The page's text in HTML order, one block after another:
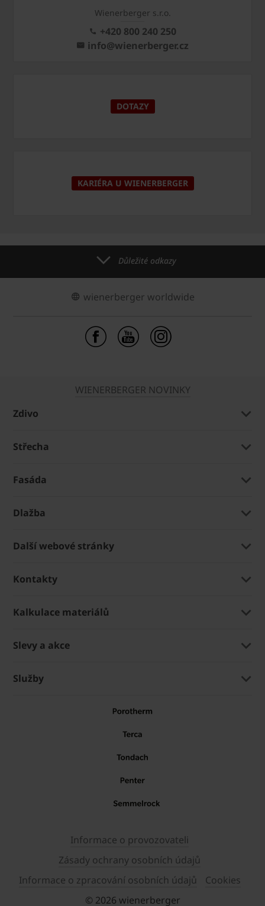
Wienerberger s.r.o.
+420 800 240 250
info@wienerberger.cz
DOTAZY
KARIÉRA U WIENERBERGER
Důležité odkazy
wienerberger worldwide
WIENERBERGER NOVINKY
Zdivo
Střecha
Fasáda
Dlažba
Další webové stránky
Kontakty
Kalkulace materiálů
Slevy a akce
Služby
Informace o provozovateli
Zásady ochrany osobních údajů
Informace o zpracování osobních údajů
Cookies
© 2026 wienerberger